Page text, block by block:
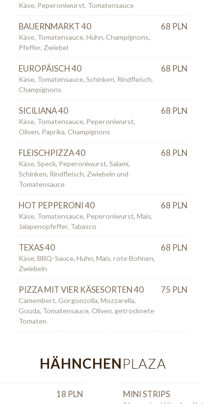
Käse, Peperoniwurst, Tomatensauce
BAUERNMARKT 40 68 PLN
Käse, Tomatensauce, Huhn, Champignons,
Pfeffer, Zwiebel
EUROPÄISCH 40 68 PLN
Käse, Tomatensauce, Schinken, Rindfleisch,
Champignons
SICILIANA 40 68 PLN
Käse, Tomatensauce, Peperoniwurst,
Oliven, Paprika, Champignons
FLEISCHPIZZA 40 68 PLN
Käse, Speck, Peperoniwurst, Salami,
Schinken, Rindfleisch, Zwiebeln und
Tomatensauce
HOT PEPPERONI 40 68 PLN
Käse, Tomatensauce, Peperoniwurst, Mais,
Jalapenopfeffer, Tabasco
TEXAS 40 68 PLN
Käse, BBQ-Sauce, Huhn, Mais, rote Bohnen,
Zwiebeln
PIZZA MIT VIER KÄSESORTEN 40 75 PLN
Camembert, Gorgonzolla, Mozzarella,
Gouda, Tomatensauce, Oliven, getrocknete
Tomaten
HÄHNCHENPLAZA
18 PLN MINI STRIPS